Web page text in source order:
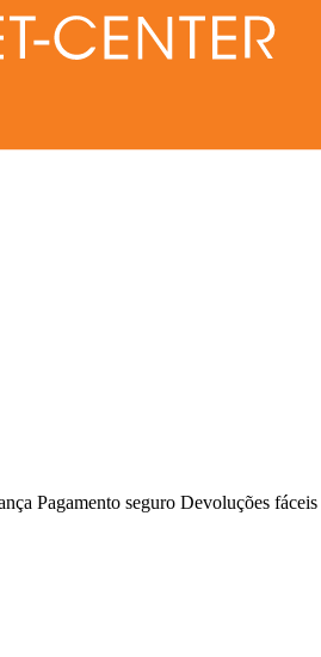
Pagamento seguro Devoluções fáceis